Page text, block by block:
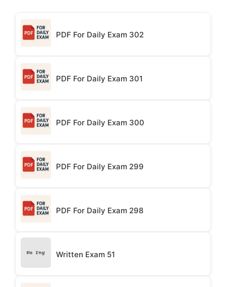
PDF For Daily Exam 302
PDF For Daily Exam 301
PDF For Daily Exam 300
PDF For Daily Exam 299
PDF For Daily Exam 298
Written Exam 51